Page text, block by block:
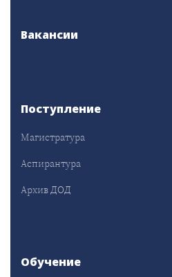
Вакансии
Поступление
Магистратура
Аспирантура
Архив ДОД
Обучение